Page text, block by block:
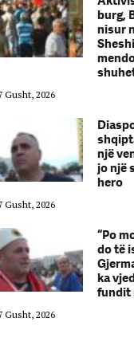
burg,
nisur
Gusht, 2026
një
jo një
hero
Gusht, 2026
“Po
do të
ka
fundit
Gusht, 2026